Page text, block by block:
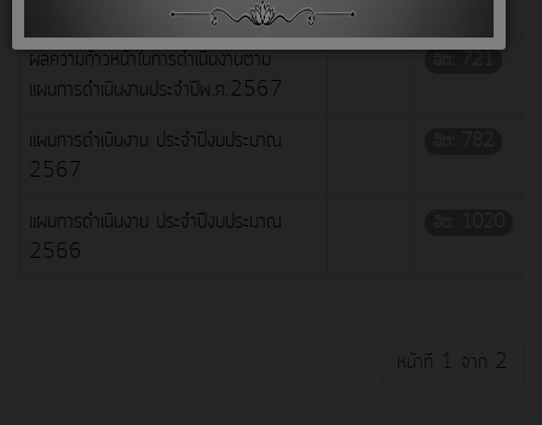
ผลความก้าวหน้าในการดำเนินงานตาม
แผนการดำเนินงานประจำปีพ.ศ.2567
แผนการดำเนินงาน ประจำปีงบประมาณ
2567
แผนการดำเนินงาน ประจำปีงบประมาณ
2566
หน้าที่ 1 จาก 2